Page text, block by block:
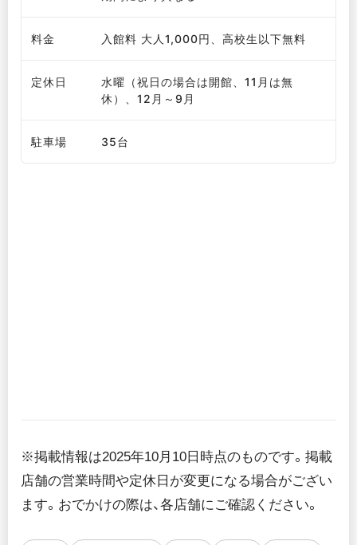
料金 入館料 大人1,000円、高校生以下無料
定休日
水曜（祝日の場合は開館、11月は無
休）、12月～9月
駐車場 35台
※掲載情報は2025年10月10日時点のものです。掲載
店舗の営業時間や定休日が変更になる場合がござい
ます。おでかけの際は、各店舗にご確認ください。